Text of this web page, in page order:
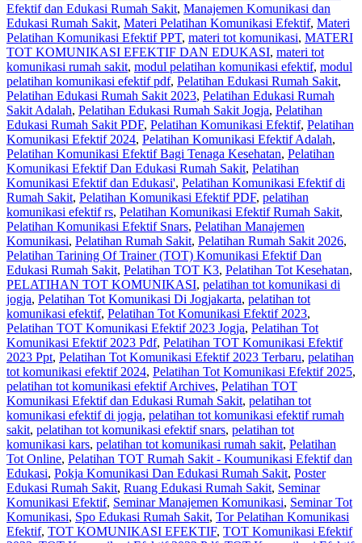
Efektif dan Edukasi Rumah Sakit, Manajemen Komunikasi dan
Edukasi Rumah Sakit, Materi Pelatihan Komunikasi Efektif, Materi
Pelatihan Komunikasi Efektif PPT, materi tot komunikasi, MATERI
TOT KOMUNIKASI EFEKTIF DAN EDUKASI, materi tot
komunikasi rumah sakit, modul pelatihan komunikasi efektif, modul
pelatihan komunikasi efektif pdf, Pelatihan Edukasi Rumah Sakit,
Pelatihan Edukasi Rumah Sakit 2023, Pelatihan Edukasi Rumah
Sakit Adalah, Pelatihan Edukasi Rumah Sakit Jogja, Pelatihan
Edukasi Rumah Sakit PDF, Pelatihan Komunikasi Efektif, Pelatihan
Komunikasi Efektif 2024, Pelatihan Komunikasi Efektif Adalah,
Pelatihan Komunikasi Efektif Bagi Tenaga Kesehatan, Pelatihan
Komunikasi Efektif Dan Edukasi Rumah Sakit, Pelatihan
Komunikasi Efektif dan Edukasi', Pelatihan Komunikasi Efektif di
Rumah Sakit, Pelatihan Komunikasi Efektif PDF, pelatihan
komunikasi efektif rs, Pelatihan Komunikasi Efektif Rumah Sakit,
Pelatihan Komunikasi Efektif Snars, Pelatihan Manajemen
Komunikasi, Pelatihan Rumah Sakit‎, Pelatihan Rumah Sakit 2026,
Pelatihan Tarining Of Trainer (TOT) Komunikasi Efektif Dan
Edukasi Rumah Sakit, Pelatihan TOT K3, Pelatihan Tot Kesehatan,
PELATIHAN TOT KOMUNIKASI, pelatihan tot komunikasi di
jogja, Pelatihan Tot Komunikasi Di Jogjakarta, pelatihan tot
komunikasi efektif, Pelatihan Tot Komunikasi Efektif 2023,
Pelatihan TOT Komunikasi Efektif 2023 Jogja, Pelatihan Tot
Komunikasi Efektif 2023 Pdf, Pelatihan TOT Komunikasi Efektif
2023 Ppt, Pelatihan Tot Komunikasi Efektif 2023 Terbaru, pelatihan
tot komunikasi efektif 2024, Pelatihan Tot Komunikasi Efektif 2025,
pelatihan tot komunikasi efektif Archives, Pelatihan TOT
Komunikasi Efektif dan Edukasi Rumah Sakit, pelatihan tot
komunikasi efektif di jogja, pelatihan tot komunikasi efektif rumah
sakit, pelatihan tot komunikasi efektif snars, pelatihan tot
komunikasi kars, pelatihan tot komunikasi rumah sakit, Pelatihan
Tot Online, Pelatihan TOT Rumah Sakit - Koumunikasi Efektif dan
Edukasi, Pokja Komunikasi Dan Edukasi Rumah Sakit, Poster
Edukasi Rumah Sakit, Ruang Edukasi Rumah Sakit, Seminar
Komunikasi Efektif, Seminar Manajemen Komunikasi, Seminar Tot
Komunikasi, Spo Edukasi Rumah Sakit, Tor Pelatihan Komunikasi
Efektif, TOT KOMUNIKASI EFEKTIF, TOT Komunikasi Efektif